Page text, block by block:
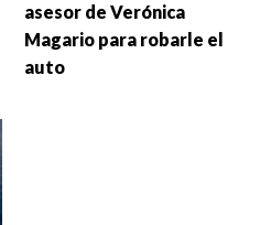
asesor de Verónica
Magario para robarle el
auto